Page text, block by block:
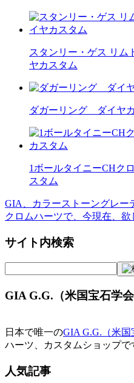
スタンリー・ゲス リム
ヤカスタム
ダガーリング ダイヤ
1ボールタイニーCHク
スタム
投
稿
ナ
ビ
ー
シ
ョ
ン
GIA、カラーストーングレー
クロムハーツで、今現在、
サイト内検索
GIA G.G.（米国宝石学会
日本で唯一のGIA G.G.（米国
ハーツ、カスタムショップで
人気記事